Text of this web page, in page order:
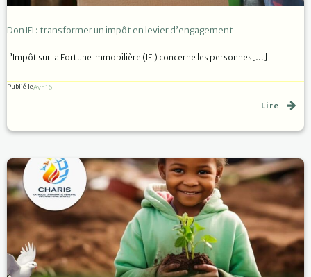
Don IFI : transformer un impôt en levier d’engagement
L’Impôt sur la Fortune Immobilière (IFI) concerne les personnes[…]
Publié leAvr 16
Lire